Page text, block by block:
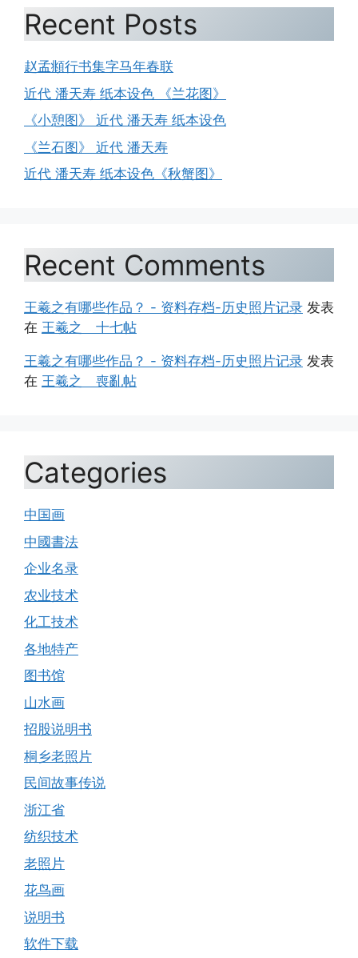
Recent Posts
赵孟頫行书集字马年春联
近代 潘天寿 纸本设色 《兰花图》
《小憩图》 近代 潘天寿 纸本设色
《兰石图》 近代 潘天寿
近代 潘天寿 纸本设色《秋蟹图》
Recent Comments
王羲之有哪些作品？ - 资料存档-历史照片记录 发表
在 王羲之 十七帖
王羲之有哪些作品？ - 资料存档-历史照片记录 发表
在 王羲之 喪亂帖
Categories
中国画
中國書法
企业名录
农业技术
化工技术
各地特产
图书馆
山水画
招股说明书
桐乡老照片
民间故事传说
浙江省
纺织技术
老照片
花鸟画
说明书
软件下载